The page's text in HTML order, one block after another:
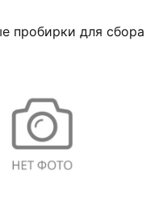
пробирки для сбора